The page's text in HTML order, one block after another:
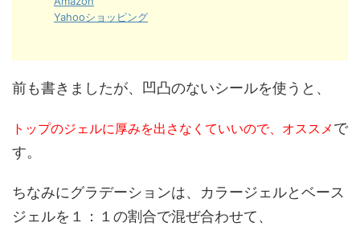
Yahooショッピング
前も書きましたが、凹凸のないシールを使うと、
トップのジェルに厚みを出さなくていいので、オススメ で
す。
ちなみにグラデーションは、カラージェルとベース
ジェルを１：１の割合で混ぜ合わせて、